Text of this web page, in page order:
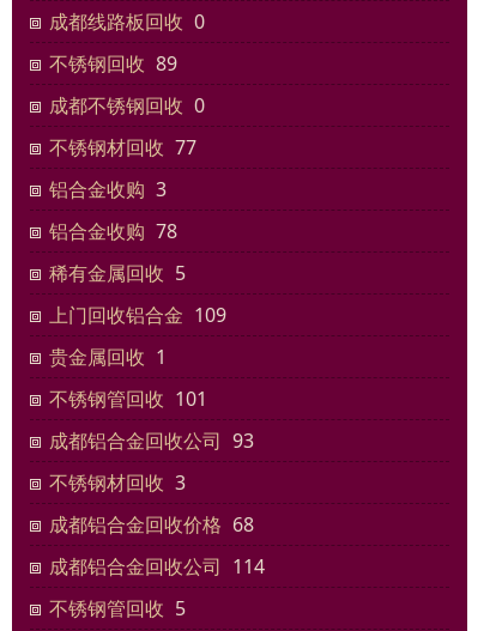
成都线路板回收 0
不锈钢回收 89
成都不锈钢回收 0
不锈钢材回收 77
铝合金收购 3
铝合金收购 78
稀有金属回收 5
上门回收铝合金 109
贵金属回收 1
不锈钢管回收 101
成都铝合金回收公司 93
不锈钢材回收 3
成都铝合金回收价格 68
成都铝合金回收公司 114
不锈钢管回收 5